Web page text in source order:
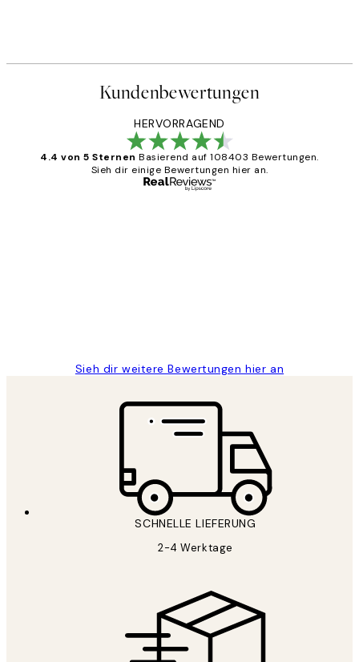
Kundenbewertungen
HERVORRAGEND
4.4 von 5 Sternen Basierend auf 108403 Bewertungen.
Sieh dir einige Bewertungen hier an.
Sieh dir weitere Bewertungen hier an
SCHNELLE LIEFERUNG
2-4 Werktage